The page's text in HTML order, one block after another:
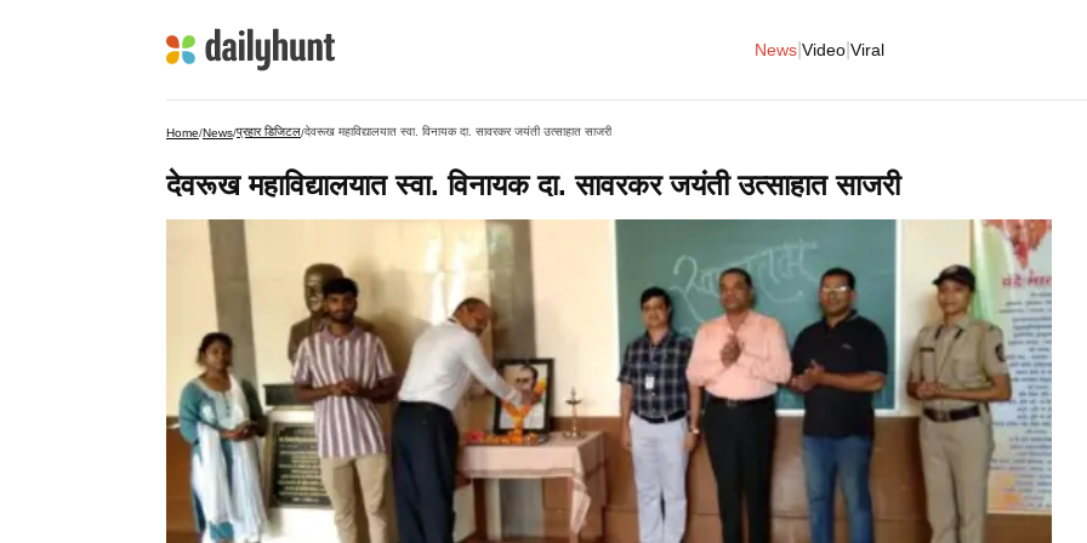
News Video Viral
Home/News/प्रहार डिजिटल/देवरूख महाविद्यालयात स्वा. विनायक दा. सावरकर जयंती उत्साहात साजरी
देवरूख महाविद्यालयात स्वा. विनायक दा. सावरकर जयंती उत्साहात साजरी